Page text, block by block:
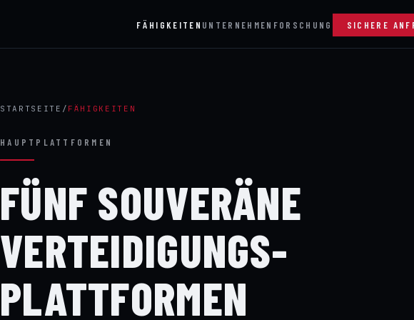
FÄHIGKEITEN UNTERNEHMEN FORSCHUNG SICHERE
STARTSEITE / FÄHIGKEITEN
HAUPTPLATTFORMEN
FÜNF SOUVERÄNE
VERTEIDIGUNGS­
PLATTFORMEN